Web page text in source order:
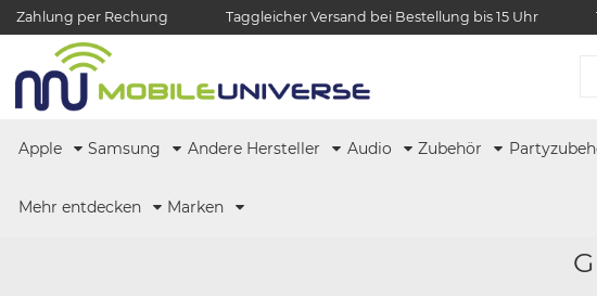
Zahlung per Rechung Taggleicher Versand bei Bestellung bis 15 Uhr
Apple Samsung Andere Hersteller Audio Zubehör
Mehr entdecken Marken